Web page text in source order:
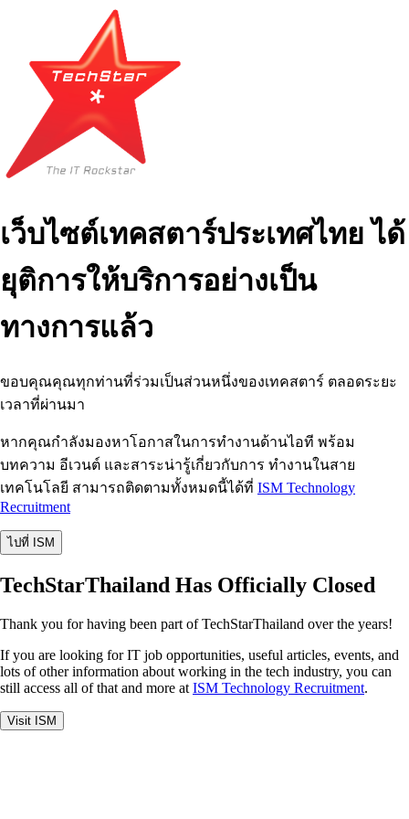
เว็บไซต์เทคสตาร์ประเทศไทย ได้
ยุติการให้บริการอย่างเป็น
ทางการแล้ว
ขอบคุณคุณทุกท่านที่ร่วมเป็นส่วนหนึ่งของเทคสตาร์ ตลอดระยะ
เวลาที่ผ่านมา
หากคุณกำลังมองหาโอกาสในการทำงานด้านไอที พร้อม
บทความ อีเวนต์ และสาระน่ารู้เกี่ยวกับการ ทำงานในสาย
เทคโนโลยี สามารถติดตามทั้งหมดนี้ได้ที่ ISM Technology
Recruitment
ไปที่ ISM
TechStarThailand Has Officially Closed
Thank you for having been part of TechStarThailand over the years!
If you are looking for IT job opportunities, useful articles, events, and
lots of other information about working in the tech industry, you can
still access all of that and more at ISM Technology Recruitment.
Visit ISM